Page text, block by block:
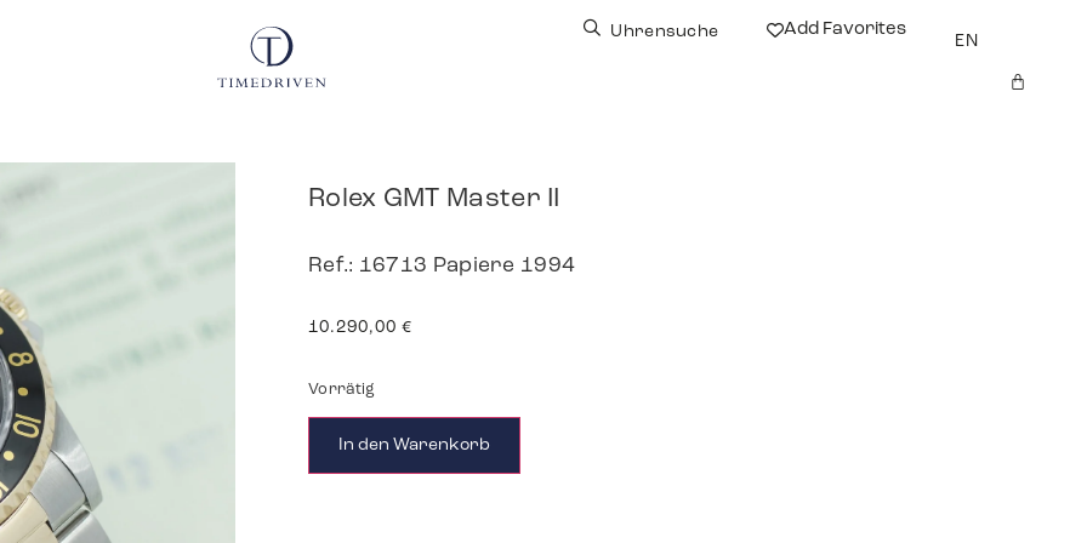
Uhrensuche Add Favorites
EN
Rolex GMT Master II
Ref.: 16713 Papiere 1994
10.290,00 €
Vorrätig
In den Warenkorb